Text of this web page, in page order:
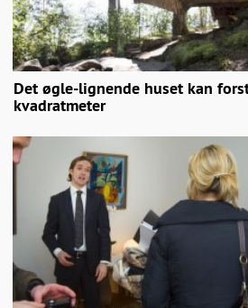
Det øgle-lignende huset kan
kvadratmeter